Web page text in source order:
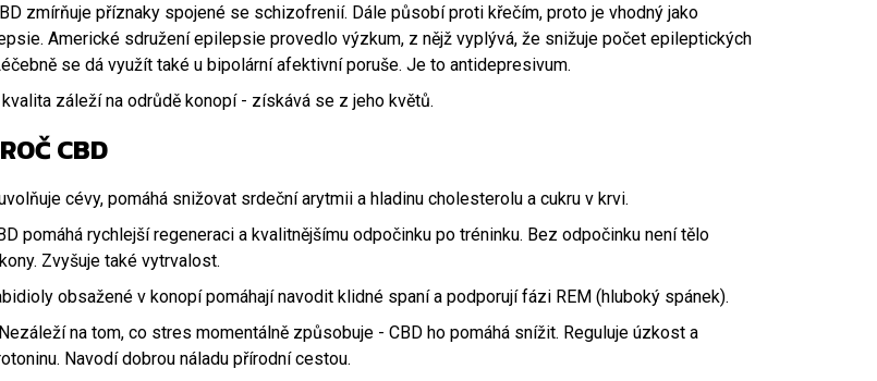
zmírňuje příznaky spojené se schizofrenií. Dále působí proti křečím, proto je vhodný jako
Americké sdružení epilepsie provedlo výzkum, z nějž vyplývá, že snižuje počet epileptických
se dá využít také u bipolární afektivní poruše. Je to antidepresivum.
záleží na odrůdě konopí - získává se z jeho květů.
CBD
cévy, pomáhá snižovat srdeční arytmii a hladinu cholesterolu a cukru v krvi.
pomáhá rychlejší regeneraci a kvalitnějšímu odpočinku po tréninku. Bez odpočinku není tělo
Zvyšuje také vytrvalost.
obsažené v konopí pomáhají navodit klidné spaní a podporují fázi REM (hluboký spánek).
Nezáleží na tom, co stres momentálně způsobuje - CBD ho pomáhá snížit. Reguluje úzkost a
Navodí dobrou náladu přírodní cestou.